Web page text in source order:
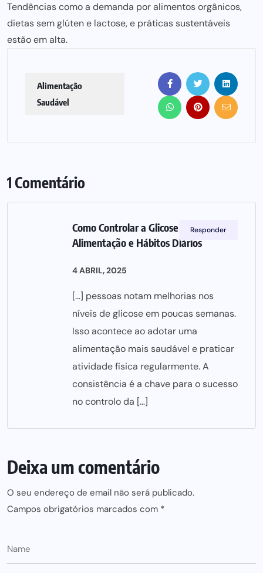
Tendências como a demanda por alimentos orgânicos,
dietas sem glúten e lactose, e práticas sustentáveis
estão em alta.
Alimentação
Saudável
1 Comentário
Como Controlar a Glicose com
Alimentação e Hábitos Diários
4 ABRIL, 2025
[…] pessoas notam melhorias nos
níveis de glicose em poucas semanas.
Isso acontece ao adotar uma
alimentação mais saudável e praticar
atividade física regularmente. A
consistência é a chave para o sucesso
no controlo da […]
Responder
Deixa um comentário
O seu endereço de email não será publicado.
Campos obrigatórios marcados com *